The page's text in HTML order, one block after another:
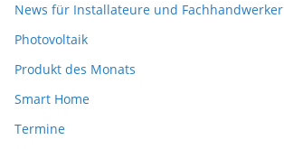
News für Installateure und Fachhandwerker
Photovoltaik
Produkt des Monats
Smart Home
Termine